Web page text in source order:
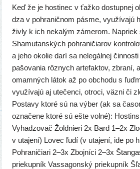
Keď že je hos­ti­nec v ťaž­ko dostup­nej
dza v pohra­nič­nom pás­me, využí­va­jú
živ­ly k ich neka­lým záme­rom. Napriek
Shamutanských pohra­ni­čia­rov
a jeho oko­lie darí sa nele­gál­nej
pašo­va­nia rôz­nych arte­fak­tov, zbra­ní,
omam­ných látok až po obcho­du s
využí­va­jú aj ute­čen­ci, otro­ci, väz­ni či
Postavy kto­ré sú na výber (ak sa
ozna­če­ne kto­ré sú ešte vol­né):
Vyhadzovač Žoldnieri 2x Bard 1–2x
v uta­je­ní) Lovec ľudí (v uta­je­ní, ide po
Pohraničiari 2–3x Zbojníci 2–3x
prie­kup­ník Vassagonský prie­kup­ník